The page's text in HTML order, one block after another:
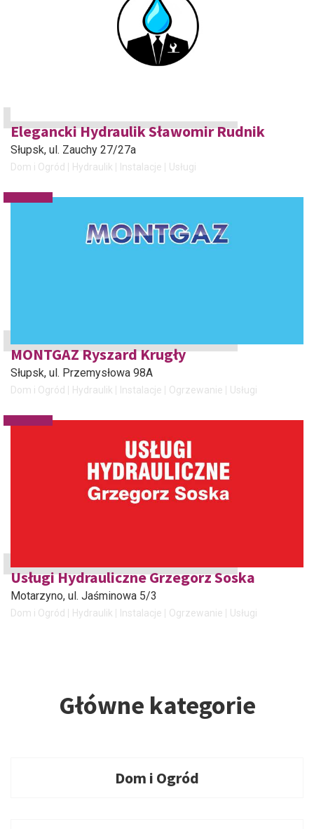
Elegancki Hydraulik Sławomir Rudnik
Słupsk, ul. Zauchy 27/27a
Dom i Ogród Hydraulik Instalacje Usługi
MONTGAZ Ryszard Krugły
Słupsk, ul. Przemysłowa 98A
Dom i Ogród Hydraulik Instalacje Ogrzewanie Usługi
Usługi Hydrauliczne Grzegorz Soska
Motarzyno, ul. Jaśminowa 5/3
Dom i Ogród Hydraulik Instalacje Ogrzewanie Usługi
Główne kategorie
Dom i Ogród